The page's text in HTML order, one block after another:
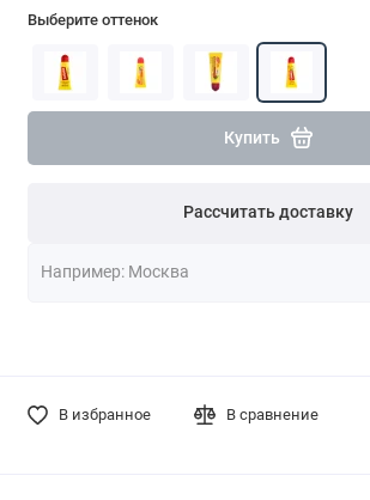
Выберите оттенок
Купить
Рассчитать доставку
В избранное В сравнение